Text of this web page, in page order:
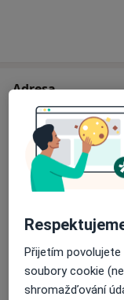
Adresa
Praktický
Varhánkova
Na této adrese
Co mám v
Přijetím
soubory cookie
shromažďování